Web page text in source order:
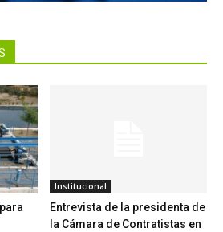
Institucional
Entrevista de la presidenta de
la Cámara de Contratistas en